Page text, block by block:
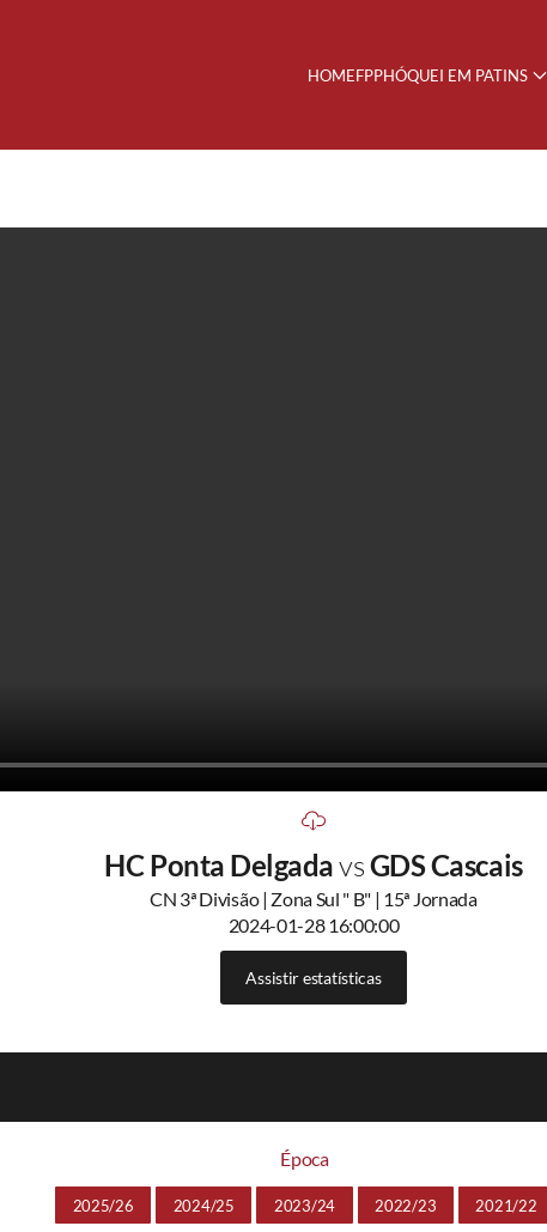
HOMEFPPHÓQUEI EM PATINS
HC Ponta DelgadavsGDS Cascais
CN 3ª Divisão | Zona Sul " B" | 15ª Jornada
2024-01-28 16:00:00
Assistir estatísticas
Época
2025/26 2024/25 2023/24 2022/23 2021/22